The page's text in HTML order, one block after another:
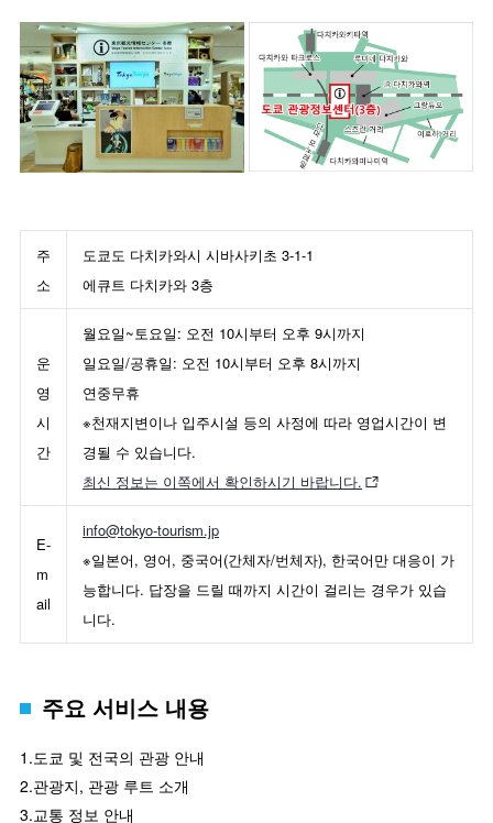
주
소
도쿄도 다치카와시 시바사키초 3-1-1
에큐트 다치카와 3층
운
영
시
간
월요일~토요일: 오전 10시부터 오후 9시까지
일요일/공휴일: 오전 10시부터 오후 8시까지
연중무휴
※천재지변이나 입주시설 등의 사정에 따라 영업시간이 변
경될 수 있습니다.
최신 정보는 이쪽에서 확인하시기 바랍니다.
E-
m
ail
info@tokyo-tourism.jp
※일본어, 영어, 중국어(간체자/번체자), 한국어만 대응이 가
능합니다. 답장을 드릴 때까지 시간이 걸리는 경우가 있습
니다.
주요 서비스 내용
1.도쿄 및 전국의 관광 안내
2.관광지, 관광 루트 소개
3.교통 정보 안내